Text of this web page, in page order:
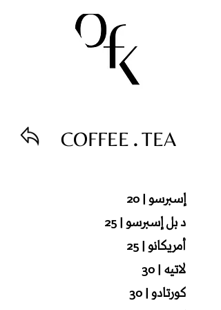
COFFEE .TEA
إسبرسو‭20 | ‬
د‭ ‬بل‭ ‬إسبرسو‭ 25 | ‬
أمريكانو‭ 25 | ‬
لاتيه‭30 | ‬
كورتادو‭ 30 | ‬